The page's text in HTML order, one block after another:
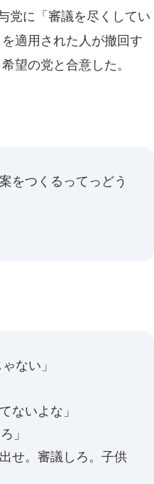
党に「審議を尽くしてい
適用された人が撤回す
望の党と合意した。
をつくるってっどう
ない」
ないよな」
」
せ。審議しろ。子供